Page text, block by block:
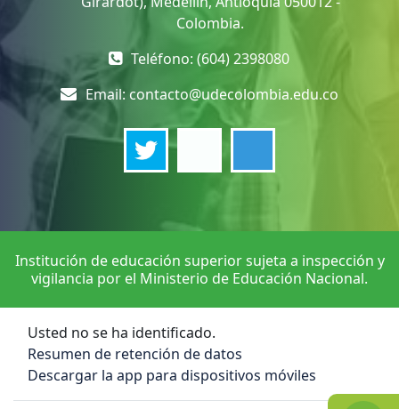
Colombia.
Teléfono: (604) 2398080
Email:contacto@udecolombia.edu.co
Institución de educación superior sujeta a inspección y
vigilancia por el Ministerio de Educación Nacional.
Usted no se ha identificado.
Resumen de retención de datos
Descargar la app para dispositivos móviles